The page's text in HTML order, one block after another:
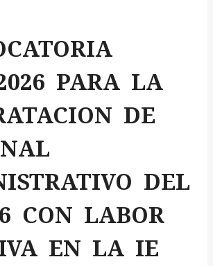
PARA LA
DE
DEL
CON LABOR
EN LA IE